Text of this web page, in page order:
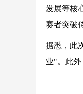
发展等核
赛者突破
据悉，此
业"。此外